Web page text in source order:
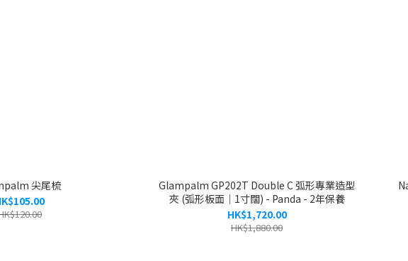
尖尾梳
Glampalm GP202T Double C 弧形專業造型
夾 (弧形板面｜1寸闊) - Panda - 2年保養
HK$1,720.00
HK$1,880.00